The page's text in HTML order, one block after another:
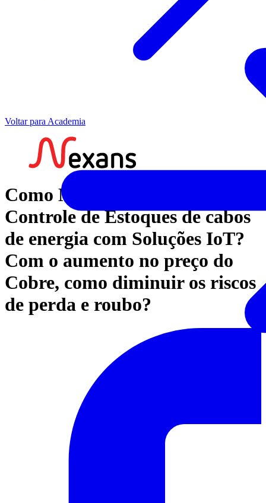
Voltar para Academia
Como Melhorar a Gestão e
Controle de Estoques de cabos
de energia com Soluções IoT?
Com o aumento no preço do
Cobre, como diminuir os riscos
de perda e roubo?